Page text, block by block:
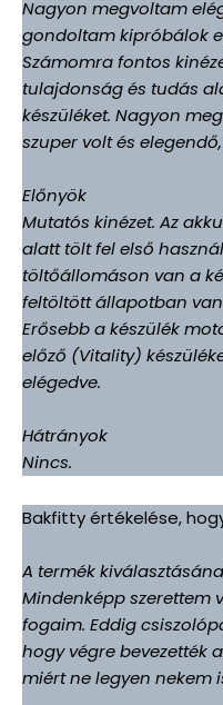
Nagyon megvoltam
gondoltam kipróbálok
Számomra fontos
tulajdonság és tudás
készüléket. Nagyon
szuper volt és
Előnyök
Mutatós kinézet. Az
alatt tölt fel első
töltőállomáson van a
feltöltött állapotban
Erősebb a készülék
előző (Vitality)
elégedve.
Hátrányok
Nincs.
Bakfitty értékelése,
A termék
Mindenképp szerettem
fogaim. Eddig
hogy végre bevezették
miért ne legyen nekem